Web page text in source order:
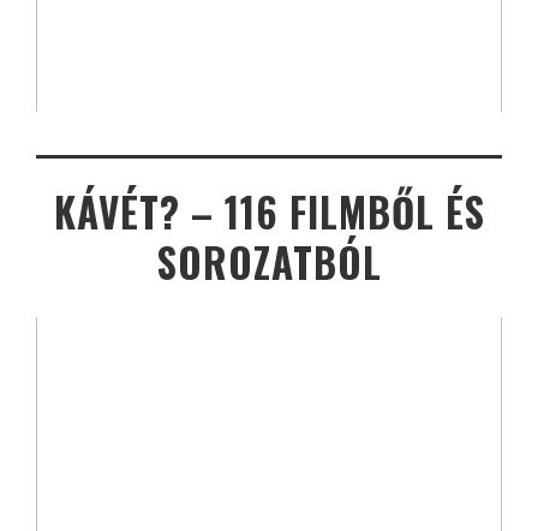
KÁVÉT? – 116 FILMBŐL ÉS
SOROZATBÓL